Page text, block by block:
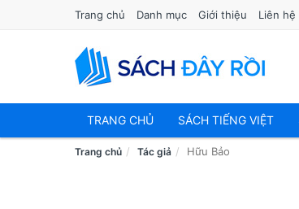
Trang chủ Danh mục Giới thiệu Liên hệ
TRANG CHỦ SÁCH TIẾNG VIỆT
Trang chủ Tác giả Hữu Bảo